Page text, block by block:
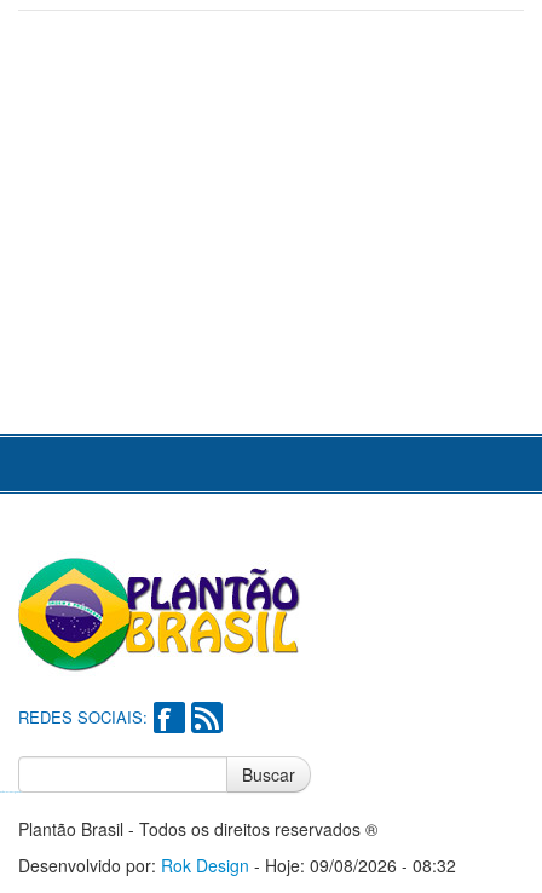
REDES SOCIAIS:
Buscar
Plantão Brasil - Todos os direitos reservados ®
Desenvolvido por: Rok Design - Hoje: 09/08/2026 - 08:32